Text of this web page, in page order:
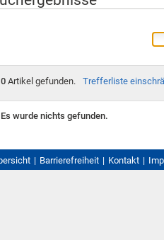
0Artikel gefunden. Trefferliste
Es wurde nichts gefunden.
Barrierefreiheit Kontakt